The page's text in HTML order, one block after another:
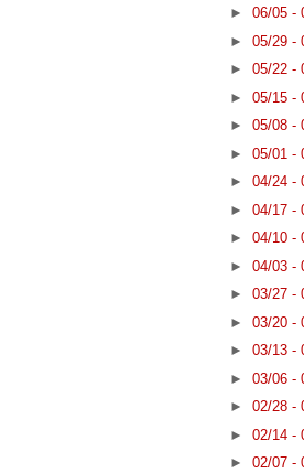
► 06/05 -
► 05/29 -
► 05/22 -
► 05/15 -
► 05/08 -
► 05/01 -
► 04/24 -
► 04/17 -
► 04/10 -
► 04/03 -
► 03/27 -
► 03/20 -
► 03/13 -
► 03/06 -
► 02/28 -
► 02/14 -
► 02/07 -